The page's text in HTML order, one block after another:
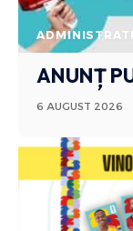
ANUNȚ
6 AUGUST 2026